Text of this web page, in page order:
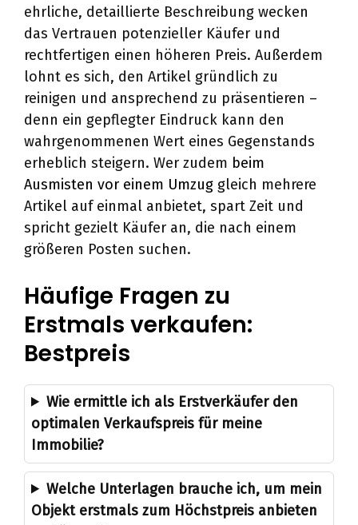
ehrliche, detaillierte Beschreibung wecken
das Vertrauen potenzieller Käufer und
rechtfertigen einen höheren Preis. Außerdem
lohnt es sich, den Artikel gründlich zu
reinigen und ansprechend zu präsentieren –
denn ein gepflegter Eindruck kann den
wahrgenommenen Wert eines Gegenstands
erheblich steigern. Wer zudem beim
Ausmisten vor einem Umzug gleich mehrere
Artikel auf einmal anbietet, spart Zeit und
spricht gezielt Käufer an, die nach einem
größeren Posten suchen.
Häufige Fragen zu
Erstmals verkaufen:
Bestpreis
Wie ermittle ich als Erstverkäufer den
optimalen Verkaufspreis für meine
Immobilie?
Welche Unterlagen brauche ich, um mein
Objekt erstmals zum Höchstpreis anbieten